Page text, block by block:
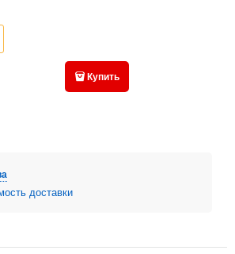
Купить
доставки